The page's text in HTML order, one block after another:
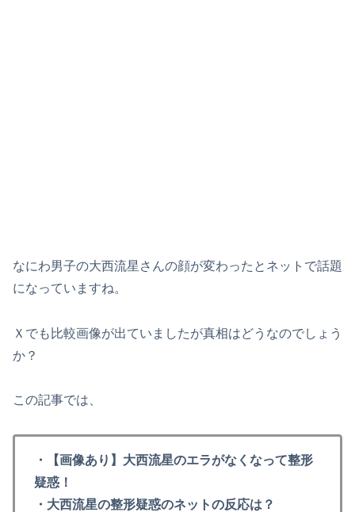
なにわ男子の大西流星さんの顔が変わったとネットで話題
になっていますね。
Ｘでも比較画像が出ていましたが真相はどうなのでしょう
か？
この記事では、
・【画像あり】大西流星のエラがなくなって整形
疑惑！
・大西流星の整形疑惑のネットの反応は？